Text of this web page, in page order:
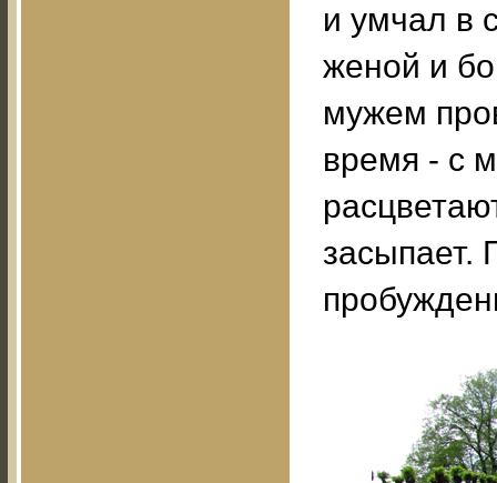
и умчал в
женой и
мужем
время - с
засыпает.